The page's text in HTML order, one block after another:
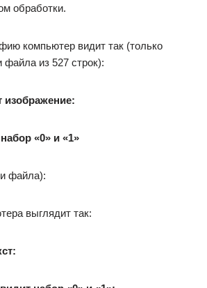
обработки.
компьютер видит так (только
файла из 527 строк):
изображение:
«0» и «1»
файла):
выглядит так: